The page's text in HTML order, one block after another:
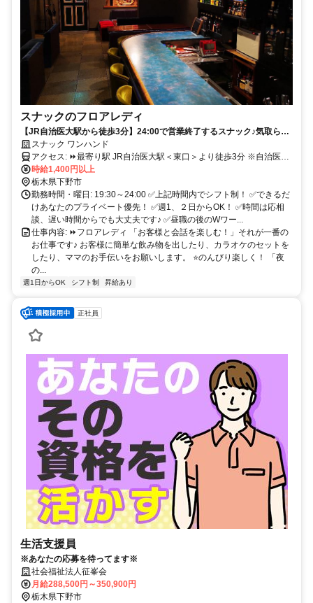
スナックのフロアレディ
【JR自治医大駅から徒歩3分】24:00で営業終了するスナック♪気取らず
楽しく働きませんか♪
スナック ワンハンド
アクセス: ⏩最寄り駅 JR自治医大駅＜東口＞より徒歩3分 ※自治医大
駅前です♪ ✅駅チカでラクラク通勤！ ✅車通勤もOK！ ✅駐車場完備！
時給1,400円以上
栃木県下野市
勤務時間・曜日: 19:30～24:00 ✅上記時間内でシフト制！ ✅できるだ
けあなたのプライベート優先！ ✅週1、２日からOK！ ✅時間は応相
談、遅い時間からでも大丈夫です♪ ✅昼職の後のWワー...
仕事内容: ⏩フロアレディ 「お客様と会話を楽しむ！」それが一番の
お仕事です♪ お客様に簡単な飲み物を出したり、カラオケのセットを
したり、ママのお手伝いをお願いします。 ⭐のんびり楽しく！ 「夜
の...
週1日からOK シフト制 昇給あり
正社員
生活支援員
※あなたの応募を待ってます※
社会福祉法人征峯会
月給288,500円～350,900円
栃木県下野市